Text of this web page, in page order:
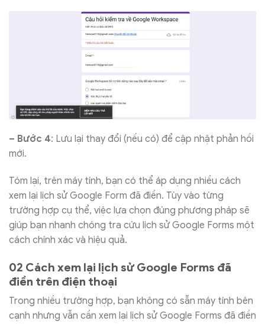
– Bước 4: Lưu lại thay đổi (nếu có) để cập nhật phản hồi
mới.
Tóm lại, trên máy tính, bạn có thể áp dụng nhiều cách
xem lại lịch sử Google Form đã điền. Tùy vào từng
trường hợp cụ thể, việc lựa chọn đúng phương pháp sẽ
giúp bạn nhanh chóng tra cứu lịch sử Google Forms một
cách chính xác và hiệu quả.
02 Cách xem lại lịch sử Google Forms đã
điền trên điện thoại
Trong nhiều trường hợp, bạn không có sẵn máy tính bên
cạnh nhưng vẫn cần xem lại lịch sử Google Forms đã điền